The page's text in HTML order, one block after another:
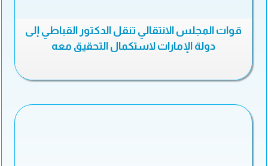
قوات المجلس الانتقالي تنقل الدكتور القباطي إلى
دولة الإمارات لاستكمال التحقيق معه